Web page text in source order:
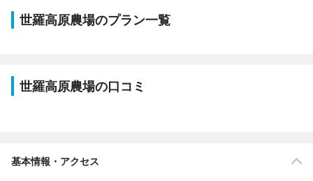
世羅高原農場のプラン一覧
世羅高原農場の口コミ
基本情報・アクセス